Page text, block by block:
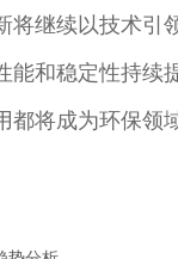
将继续以技术
能和稳定性持
都将成为环保